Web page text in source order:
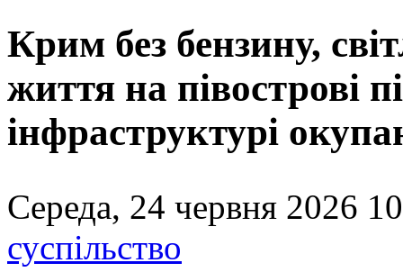
Крим без бензину,
життя на півострові
інфраструктурі
Середа, 24 червня 2026
суспільство